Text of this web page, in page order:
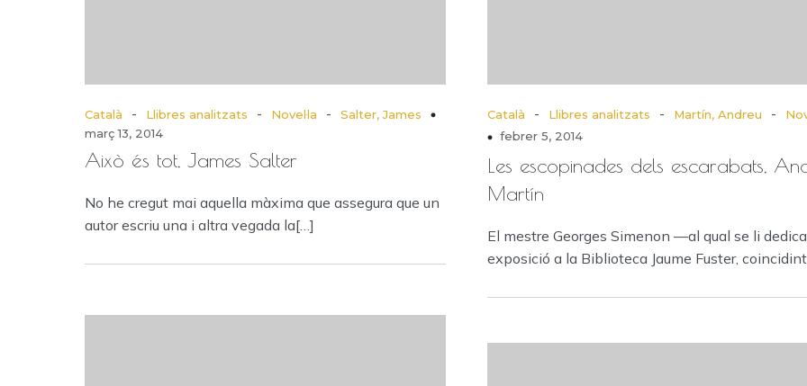
Català - Llibres analitzats - Novel·la -
Salter, James
març 13, 2014
Això és tot, James Salter
No he cregut mai aquella màxima que assegura que un
autor escriu una i altra vegada la[…]
Català - Llibres analitzats - Martín, Andreu -
febrer 5, 2014
Les escopinades dels escarabats,
Martín
El mestre Georges Simenon —al qual se li
exposició a la Biblioteca Jaume Fuster,